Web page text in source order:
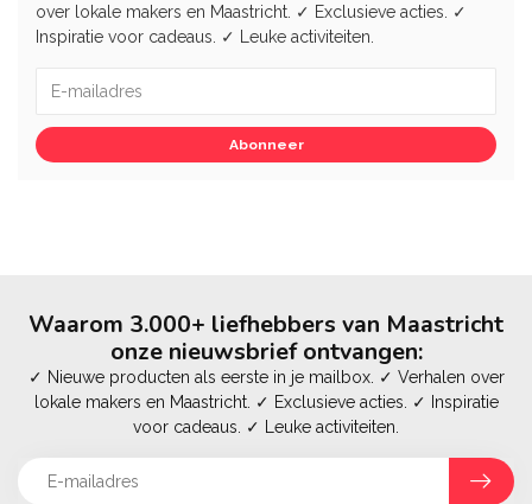
over lokale makers en Maastricht. ✓ Exclusieve acties. ✓
Inspiratie voor cadeaus. ✓ Leuke activiteiten.
Abonneer
Waarom 3.000+ liefhebbers van Maastricht
onze nieuwsbrief ontvangen:
✓ Nieuwe producten als eerste in je mailbox. ✓ Verhalen over
lokale makers en Maastricht. ✓ Exclusieve acties. ✓ Inspiratie
voor cadeaus. ✓ Leuke activiteiten.